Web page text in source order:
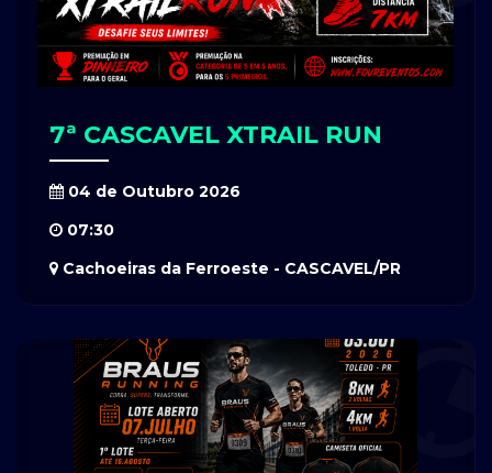
7ª CASCAVEL XTRAIL RUN
04 de Outubro 2026
07:30
Cachoeiras da Ferroeste - CASCAVEL/PR